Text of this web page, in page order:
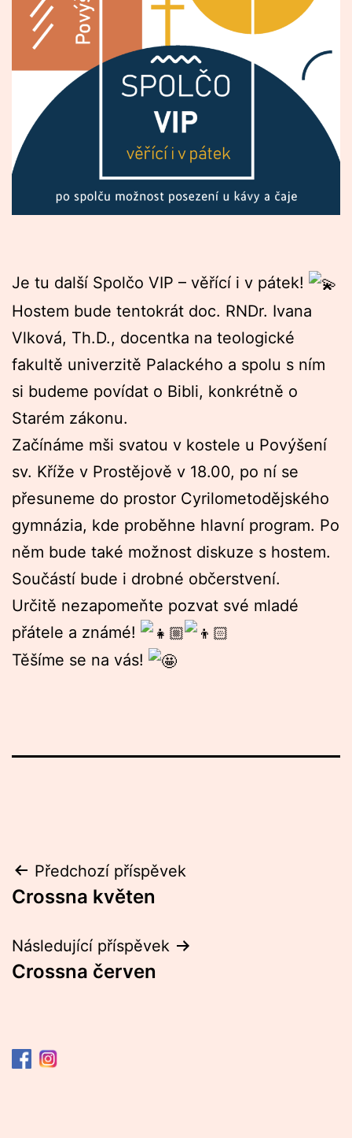
Je tu další Spolčo VIP – věřící i v pátek!
Hostem bude tentokrát doc. RNDr. Ivana
Vlková, Th.D., docentka na teologické
fakultě univerzitě Palackého a spolu s ním
si budeme povídat o Bibli, konkrétně o
Starém zákonu.
Začínáme mši svatou v kostele u Povýšení
sv. Kříže v Prostějově v 18.00, po ní se
přesuneme do prostor Cyrilometodějského
gymnázia, kde proběhne hlavní program. Po
něm bude také možnost diskuze s hostem.
Součástí bude i drobné občerstvení.
Určitě nezapomeňte pozvat své mladé
přátele a známé!
Těšíme se na vás!
Navigace
pro
příspěvek
Předchozí příspěvek
Crossna květen
Následující příspěvek
Crossna červen